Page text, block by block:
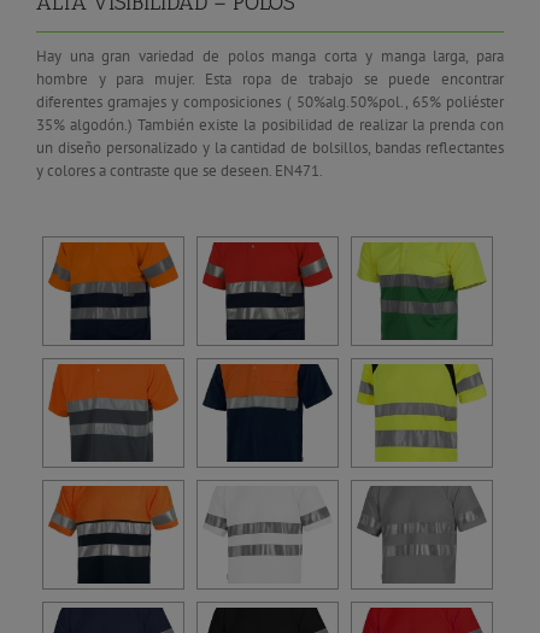
Hay una gran variedad de polos manga corta y manga larga, para
hombre y para mujer. Esta ropa de trabajo se puede encontrar
diferentes gramajes y composiciones ( 50%alg.50%pol., 65% poliéster
35% algodón.) También existe la posibilidad de realizar la prenda con
un diseño personalizado y la cantidad de bolsillos, bandas reflectantes
y colores a contraste que se deseen. EN471.